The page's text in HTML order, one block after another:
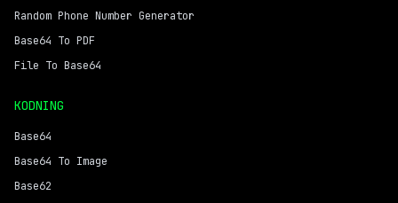
Random Phone Number Generator
Base64 To PDF
File To Base64
KODNING
Base64
Base64 To Image
Base62